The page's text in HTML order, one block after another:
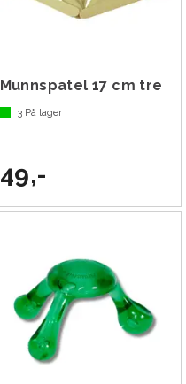
Munnspatel 17 cm tre
3På lager
49,-